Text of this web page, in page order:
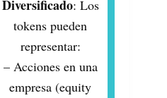
Diversificado: Los
tokens pueden
representar:
– Acciones en una
empresa (equity